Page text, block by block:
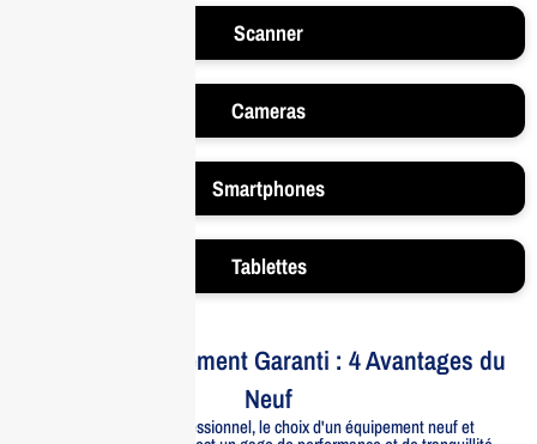
Scanner
Cameras
Smartphones
Tablettes
Votre Investissement Garanti : 4 Avantages du
Neuf
Pour un usage professionnel, le choix d'un équipement neuf et